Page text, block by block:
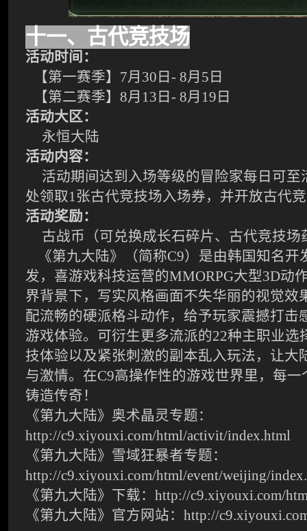
十一、古代竞技场
活动时间：
【第一赛季】7月30日 - 8月5日
【第二赛季】8月 13 日 - 8月19日
活动大区：
永恒大陆
活动内容：
活动期间达到入场等级的冒险家每日可至
处领取1 张古代竞技场入场券，并开放古代
活动奖励：
古战币（可兑换成长石碎片、古代竞技场
《第九大陆》（简称C9）是由韩国知名开
发，喜游戏科技运营的MMORPG大型3D动
界背景下，写实风格画面不失华丽的视觉效
配流畅的硬派格斗动作，给予玩家震撼打击
游戏体验。可衍生更多流派的22种主职业选
技体验以及紧张刺激的副本乱入玩法，让大
与激情。在C9高操作性的游戏世界里，每
铸造传奇！
《第九大陆》奥术晶灵专题：
http://c9.xiyouxi.com/html/activit/index.html
《第九大陆》雪域狂暴者专题：
http://c9.xiyouxi.com/html/event/weijing/
《第九大陆》下载： http://c9.xiyouxi.com/
《第九大陆》官方网站： http://